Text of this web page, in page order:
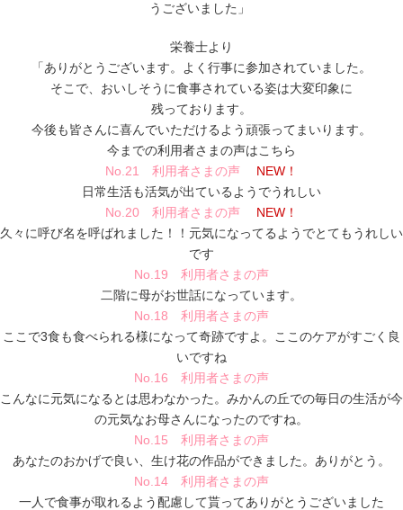
うございました」
栄養士より
「ありがとうございます。よく行事に参加されていました。
そこで、おいしそうに食事されている姿は大変印象に
残っております。
今後も皆さんに喜んでいただけるよう頑張ってまいります。
今までの利用者さまの声はこちら
No.21 利用者さまの声
NEW！
日常生活も活気が出ているようでうれしい
No.20 利用者さまの声
NEW！
久々に呼び名を呼ばれました！！元気になってるようでとてもうれしい
です
No.19 利用者さまの声
二階に母がお世話になっています。
No.18 利用者さまの声
ここで3食も食べられる様になって奇跡ですよ。ここのケアがすごく良
いですね
No.16 利用者さまの声
こんなに元気になるとは思わなかった。みかんの丘での毎日の生活が今
の元気なお母さんになったのですね。
No.15 利用者さまの声
あなたのおかげで良い、生け花の作品ができました。ありがとう。
No.14 利用者さまの声
一人で食事が取れるよう配慮して貰ってありがとうございました